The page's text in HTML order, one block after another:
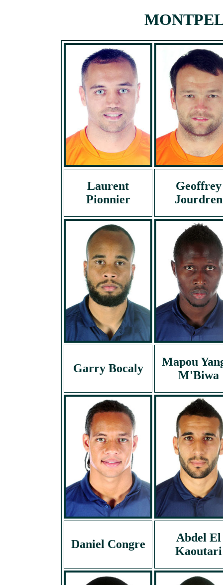
Laurent
Pionnier
Geoffrey
Jourdren
Garry Bocaly
Mapou
M'Biwa
Daniel Congre
Abdel El
Kaoutari